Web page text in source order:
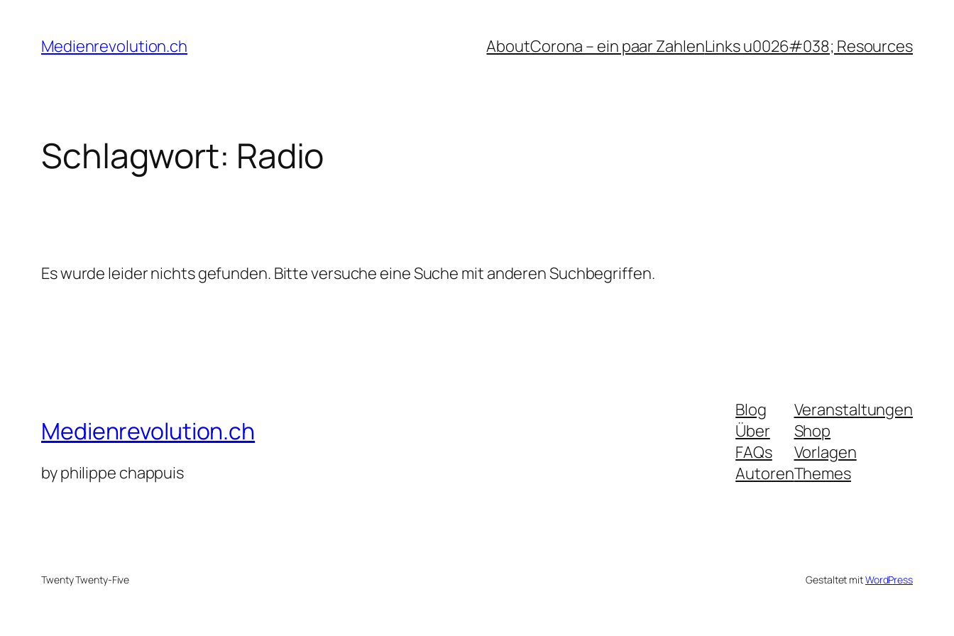
Inhalt
springen
Medienrevolution.ch AboutCorona – ein paar ZahlenLinks u0026#038; Resources
Schlagwort: Radio
Es wurde leider nichts gefunden. Bitte versuche eine Suche mit anderen Suchbegriffen.
Medienrevolution.ch
by philippe chappuis
Blog
Über
FAQs
Autoren
Veranstaltungen
Shop
Vorlagen
Themes
Twenty Twenty-Five Gestaltet mitWordPress